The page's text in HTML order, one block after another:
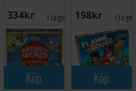
3
Brädspel
334 SEK I lager:
Brädspel
198 SEK I
Köp Köp